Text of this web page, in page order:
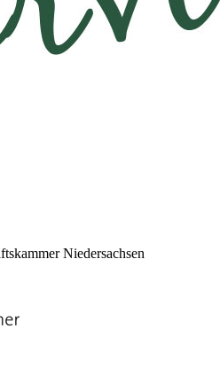
Niedersachsen